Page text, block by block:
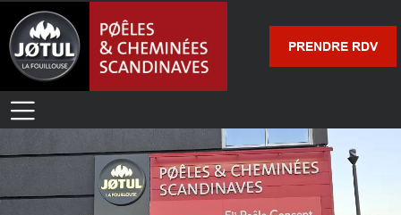
PRENDRE RDV